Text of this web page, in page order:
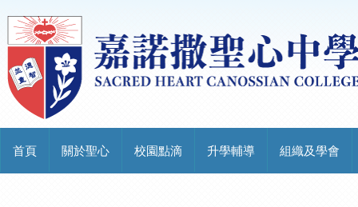
首頁 關於聖心 校園點滴 升學輔導 組織及學會